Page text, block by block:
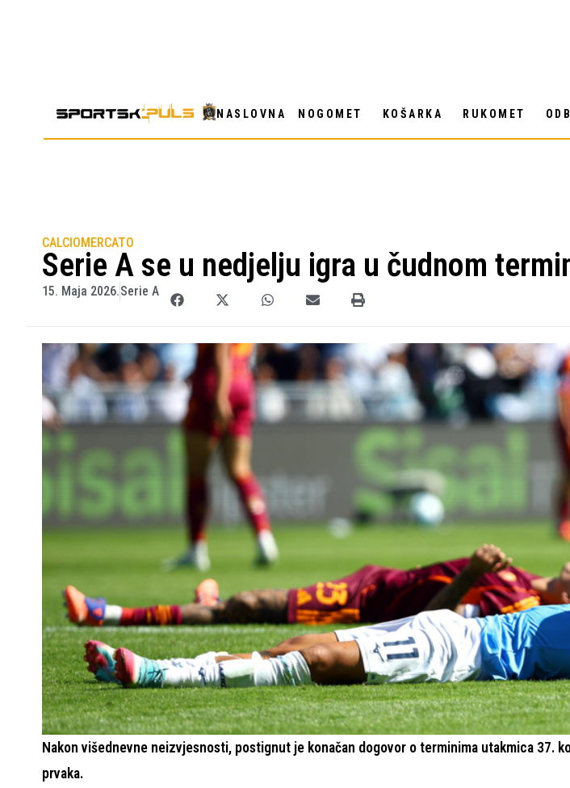
NASLOVNA NOGOMET KOŠARKA RUKOMET
CALCIOMERCATO
Serie A se u nedjelju igra u čudnom
15. Maja 2026.Serie A
Nakon višednevne neizvjesnosti, postignut je konačan dogovor o terminima utakmica 37.
prvaka.